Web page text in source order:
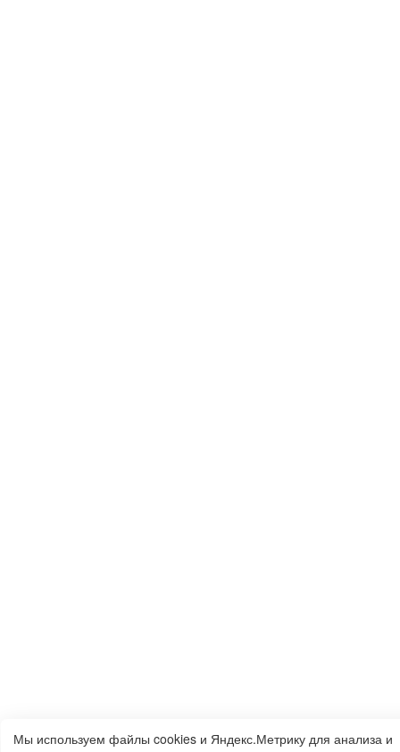
Мы используем файлы cookies и Яндекс.Метрику для анализа и